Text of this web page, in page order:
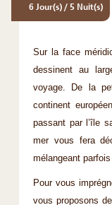
6 Jour(s) / 5 Nuit(s)
Sur la face
dessinent au
voyage. De la
continent
passant par l’île
mer vous fera
mélangeant
Pour vous
vous proposons